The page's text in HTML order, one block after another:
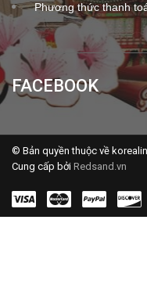
Phương thức thanh
FACEBOOK
© Bản quyền thuộc về
Cung cấp bởi Redsand.vn